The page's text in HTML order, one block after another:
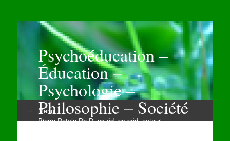
Psychoéducation –
Éducation –
Psychologie –
Philosophie – Société
Pierre Potvin Ph.D. ps.éd. ps.péd. auteur
Menu